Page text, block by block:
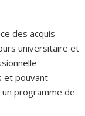
des acquis
universitaire et
et pouvant
un programme de